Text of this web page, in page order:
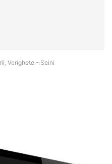
Verighete - Seini